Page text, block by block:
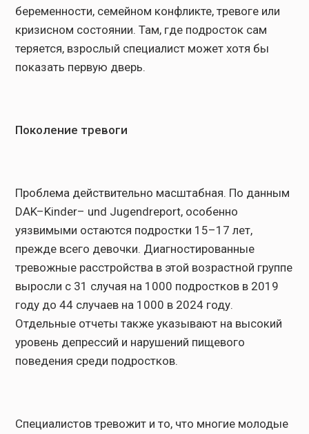
беременности, семейном конфликте, тревоге или
кризисном состоянии. Там, где подросток сам
теряется, взрослый специалист может хотя бы
показать первую дверь.
Поколение тревоги
Проблема действительно масштабная. По данным
DAK–Kinder– und Jugendreport, особенно
уязвимыми остаются подростки 15–17 лет,
прежде всего девочки. Диагностированные
тревожные расстройства в этой возрастной группе
выросли с 31 случая на 1000 подростков в 2019
году до 44 случаев на 1000 в 2024 году.
Отдельные отчеты также указывают на высокий
уровень депрессий и нарушений пищевого
поведения среди подростков.
Специалистов тревожит и то, что многие молодые